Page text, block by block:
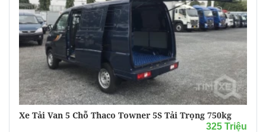
Xe Tải Van 5 Chỗ Thaco Towner 5S Tải Trọng 750kg
325 Triệu